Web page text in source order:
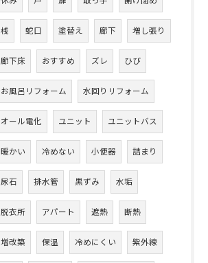
桟 蛇口 塗替え 廊下 増し張り
廊下床 おすすめ ズレ ひび
お風呂リフォーム 水回りリフォーム
オール電化 ユニット ユニットバス
暖かい 冷めない 小便器 詰まり
尿石 排水管 黒ずみ 水垢
脱衣所 アパート 遮熱 断熱
増改築 保温 冷めにくい 紫外線